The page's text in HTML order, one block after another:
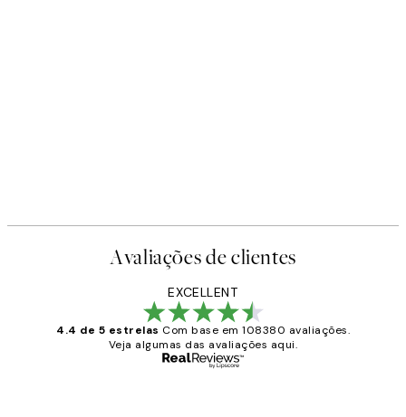
Avaliações de clientes
EXCELLENT
4.4 de 5 estrelas Com base em 108380 avaliações.
Veja algumas das avaliações aqui.